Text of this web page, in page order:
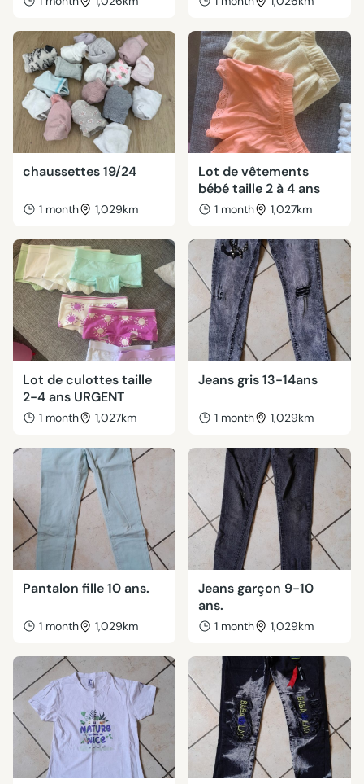
chaussettes 19/24
1 month 1,029km
Lot de vêtements
bébé taille 2 à 4 ans
1 month 1,027km
Lot de culottes taille
2-4 ans URGENT
1 month 1,027km
Jeans gris 13-14ans
1 month 1,029km
Pantalon fille 10 ans.
1 month 1,029km
Jeans garçon 9-10
ans.
1 month 1,029km